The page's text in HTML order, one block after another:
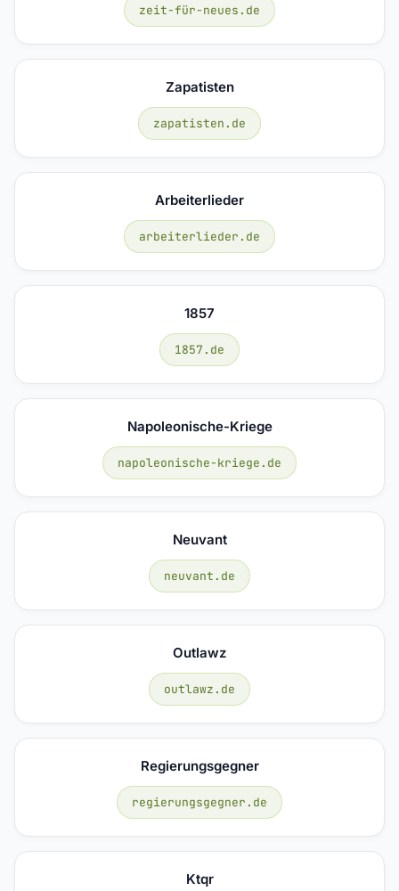
zeit-für-neues.de
Zapatisten
zapatisten.de
Arbeiterlieder
arbeiterlieder.de
1857
1857.de
Napoleonische-Kriege
napoleonische-kriege.de
Neuvant
neuvant.de
Outlawz
outlawz.de
Regierungsgegner
regierungsgegner.de
Ktqr